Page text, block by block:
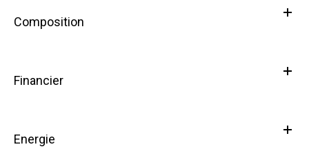
Composition
Financier
Energie